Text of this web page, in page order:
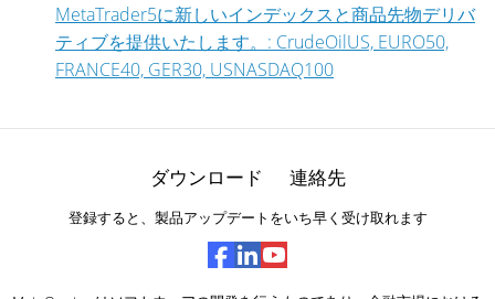
MetaTrader5に新しいインデックスと商品先物デリバ
ティブを提供いたします。: CrudeOilUS, EURO50,
FRANCE40, GER30, USNASDAQ100
ダウンロード 連絡先
登録すると、製品アップデートをいち早く受け取れます